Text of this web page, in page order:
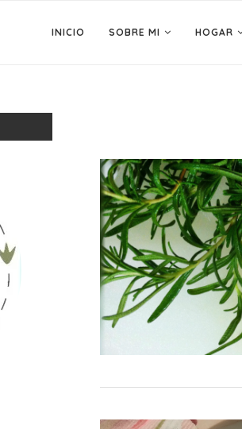
INICIO SOBRE MI HOGAR